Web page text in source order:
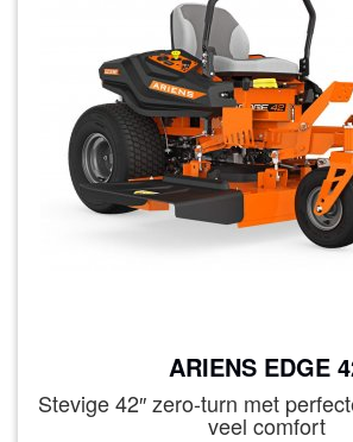
ARIENS EDGE
Stevige 42″ zero-turn met
veel comfort